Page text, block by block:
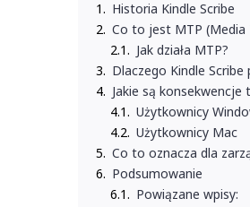
Historia Kindle Scribe
Co to jest MTP (Media
Jak działa MTP?
Dlaczego Kindle Scribe
Jakie są
Użytkownicy
Użytkownicy Mac
Co to oznacza dla
Podsumowanie
Powiązane wpisy: